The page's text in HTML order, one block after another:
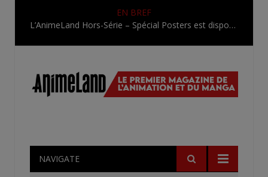
EN BREF
L’AnimeLand Hors-Série – Spécial Posters est disponible !
NAVIGATE